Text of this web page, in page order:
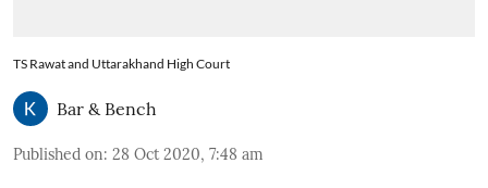
TS Rawat and Uttarakhand High Court
Bar & Bench
Published on: 28 Oct 2020, 7:48 am